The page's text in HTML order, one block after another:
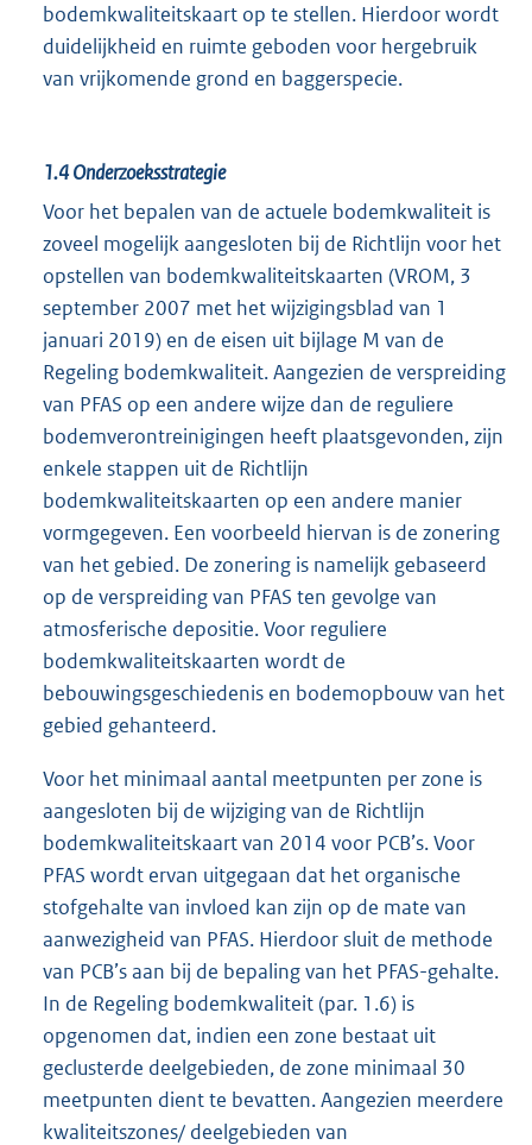
bodemkwaliteitskaart op te stellen. Hierdoor wordt
duidelijkheid en ruimte geboden voor hergebruik
van vrijkomende grond en baggerspecie.
1.4Onderzoeksstrategie
Voor het bepalen van de actuele bodemkwaliteit is
zoveel mogelijk aangesloten bij de Richtlijn voor het
opstellen van bodemkwaliteitskaarten (VROM, 3
september 2007 met het wijzigingsblad van 1
januari 2019) en de eisen uit bijlage M van de
Regeling bodemkwaliteit. Aangezien de verspreiding
van PFAS op een andere wijze dan de reguliere
bodemverontreinigingen heeft plaatsgevonden, zijn
enkele stappen uit de Richtlijn
bodemkwaliteitskaarten op een andere manier
vormgegeven. Een voorbeeld hiervan is de zonering
van het gebied. De zonering is namelijk gebaseerd
op de verspreiding van PFAS ten gevolge van
atmosferische depositie. Voor reguliere
bodemkwaliteitskaarten wordt de
bebouwingsgeschiedenis en bodemopbouw van het
gebied gehanteerd.
Voor het minimaal aantal meetpunten per zone is
aangesloten bij de wijziging van de Richtlijn
bodemkwaliteitskaart van 2014 voor PCB’s. Voor
PFAS wordt ervan uitgegaan dat het organische
stofgehalte van invloed kan zijn op de mate van
aanwezigheid van PFAS. Hierdoor sluit de methode
van PCB’s aan bij de bepaling van het PFAS-gehalte.
In de Regeling bodemkwaliteit (par. 1.6) is
opgenomen dat, indien een zone bestaat uit
geclusterde deelgebieden, de zone minimaal 30
meetpunten dient te bevatten. Aangezien meerdere
kwaliteitszones/ deelgebieden van